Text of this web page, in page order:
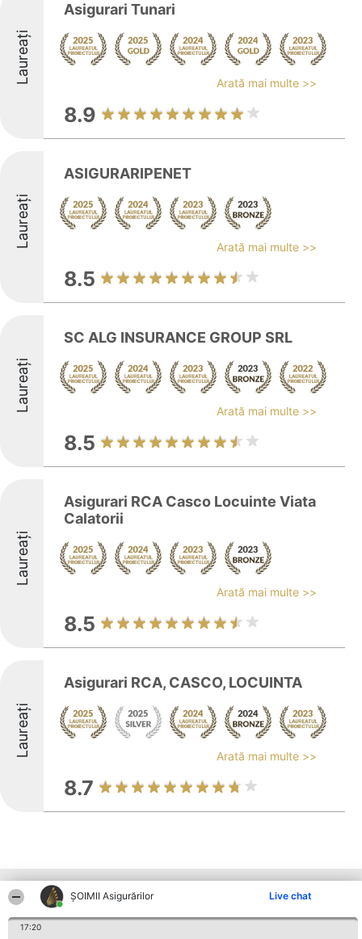
ȘOIMII Asigurărilor Live chat
17:20
Laureați
Asigurari Tunari
Arată mai multe >>
8.9
Laureați
ASIGURARIPENET
Arată mai multe >>
8.5
Laureați
SC ALG INSURANCE GROUP SRL
Arată mai multe >>
8.5
Laureați
Asigurari RCA Casco Locuinte Viata
Calatorii
Arată mai multe >>
8.5
Laureați
Asigurari RCA, CASCO, LOCUINTA
Arată mai multe >>
8.7
Alte firme din zonă